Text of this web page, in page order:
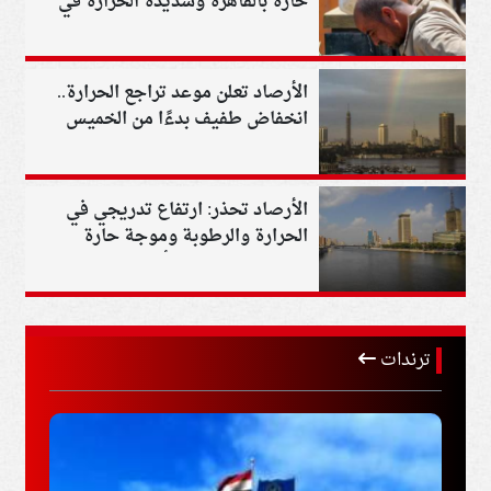
الأرصاد تعلن موعد تراجع الحرارة..
انخفاض طفيف بدءًا من الخميس
الأرصاد تحذر: ارتفاع تدريجي في
الحرارة والرطوبة وموجة حارة
تضرب البلاد خلال أسبوع
ترندات